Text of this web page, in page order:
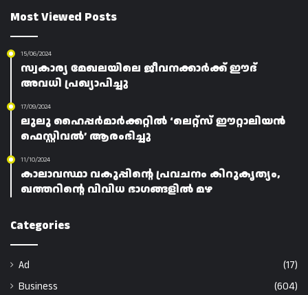
Most Viewed Posts
15/06/2024
സ്വകാര്യ മേഖലയിലെ ജീവനക്കാർക്ക് ഈദ്
അവധി പ്രഖ്യാപിച്ചു
17/09/2024
ലുലു ഹൈപ്പർമാർക്കറ്റിൽ ‘ലെറ്റ്സ് ഈറ്റാലിയൻ
ഫെസ്റ്റിവൽ’ ആരംഭിച്ചു
11/10/2024
കാലാവസ്ഥാ വകുപ്പിന്റെ പ്രവചനം കിറുകൃത്യം,
ഖത്തറിന്റെ വിവിധ ഭാഗങ്ങളിൽ മഴ
Categories
Ad
(17)
Business
(604)